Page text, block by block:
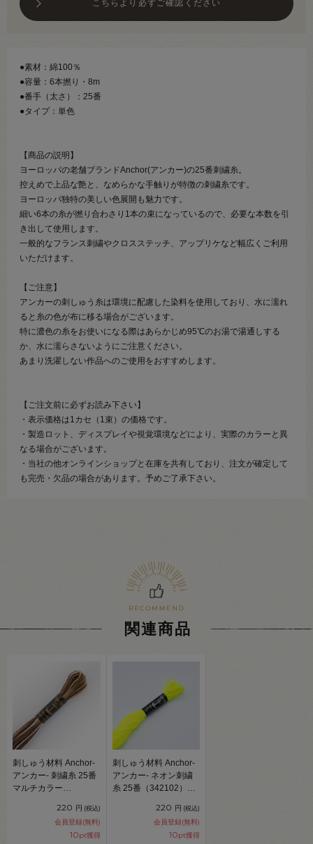
こちらより必ずご確認ください
●素材：綿100％
●容量：6本撚り・8m
●番手（太さ）：25番
●タイプ：単色
【商品の説明】
ヨーロッパの老舗ブランドAnchor(アンカー)の25番刺繍糸。
控えめで上品な艶と、なめらかな手触りが特徴の刺繍糸です。
ヨーロッパ独特の美しい色展開も魅力です。
細い6本の糸が撚り合わさり1本の束になっているので、必要な本数を引
き出して使用します。
一般的なフランス刺繍やクロスステッチ、アップリケなど幅広くご利用
いただけます。
【ご注意】
アンカーの刺しゅう糸は環境に配慮した染料を使用しており、水に濡れ
ると糸の色が布に移る場合がございます。
特に濃色の糸をお使いになる際はあらかじめ95℃のお湯で湯通しする
か、水に濡らさないようにご注意ください。
あまり洗濯しない作品へのご使用をおすすめします。
【ご注文前に必ずお読み下さい】
・表示価格は1カセ（1束）の価格です。
・製造ロット、ディスプレイや視覚環境などにより、実際のカラーと異
なる場合がございます。
・当社の他オンラインショップと在庫を共有しており、注文が確定して
も完売・欠品の場合があります。予めご了承下さい。
関連商品
刺しゅう材料 Anchor-
アンカー- 刺繍糸 25番
マルチカラー
220 円 (税込)
会員登録(無料)
10pt獲得
刺しゅう材料 Anchor-
アンカー- ネオン刺繍
糸 25番（342102）
220 円 (税込)
会員登録(無料)
10pt獲得